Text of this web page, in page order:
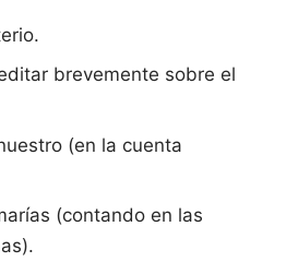
brevemente sobre el
(en la cuenta
(contando en las